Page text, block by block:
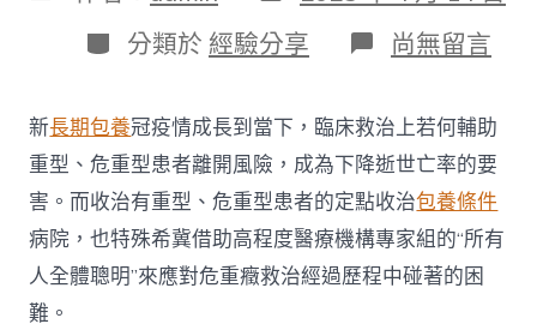
表
日
期
分
類
分類於 經驗分享 在
〈“最
年
夜
腦”
隔
空
診
一
包
尚無留言
新長期包養冠疫情成長到當下，臨床救治上若何輔助
重型、危重型患者離開風險，成為下降逝世亡率的要
害。而收治有重型、危重型患者的定點收治包養條件
病院，也特殊希冀借助高程度醫療機構專家組的“所有
人全體聰明”來應對危重癥救治經過歷程中碰著的困
難。